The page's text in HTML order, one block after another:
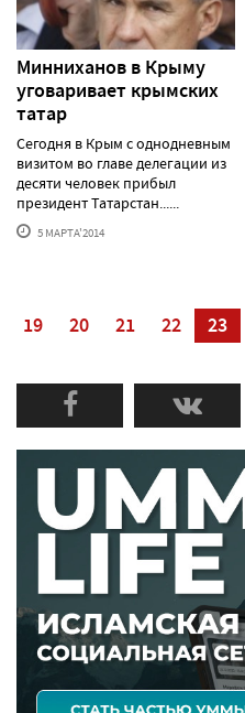
Минниханов в Крыму
уговаривает крымских
татар
Сегодня в Крым с однодневным
визитом во главе делегации из
десяти человек прибыл
президент Татарстан......
5 МАРТА'2014
19 20 21 22 23